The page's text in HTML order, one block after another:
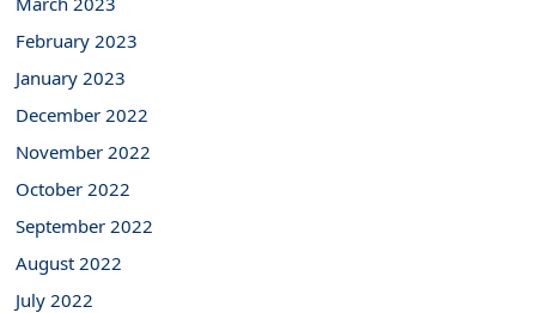
February 2023
January 2023
December 2022
November 2022
October 2022
September 2022
August 2022
July 2022